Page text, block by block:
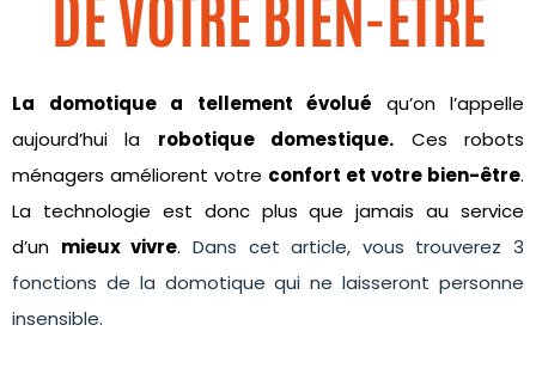
La domotique a tellement évolué qu’on l’appelle
aujourd’hui la robotique domestique. Ces robots
ménagers améliorent votre confort et votre bien-être.
La technologie est donc plus que jamais au service
d’un mieux vivre. Dans cet article, vous trouverez 3
fonctions de la domotique qui ne laisseront personne
insensible.